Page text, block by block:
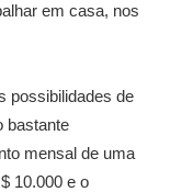
em casa, nos
possibilidades de
bastante
mensal de uma
10.000 e o